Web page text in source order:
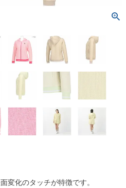
変化のタッチが特徴です。